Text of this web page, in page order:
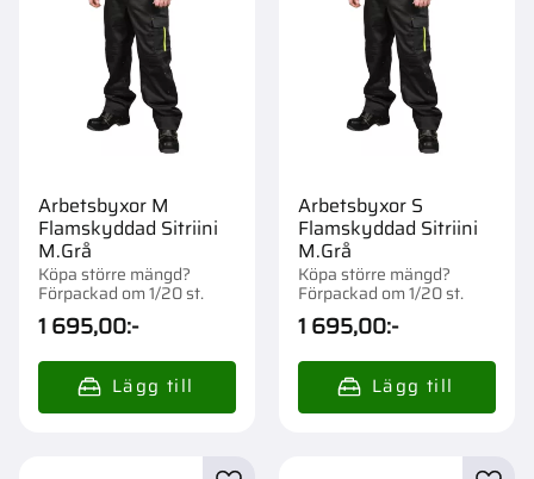
Arbetsbyxor M
Flamskyddad Sitriini
M.Grå
Köpa större mängd?
Förpackad om 1/20 st.
1 695,00:-
Arbetsbyxor S
Flamskyddad Sitriini
M.Grå
Köpa större mängd?
Förpackad om 1/20 st.
1 695,00:-